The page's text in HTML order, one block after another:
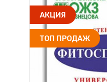
АКЦИЯ
ТОП ПРОДАЖ